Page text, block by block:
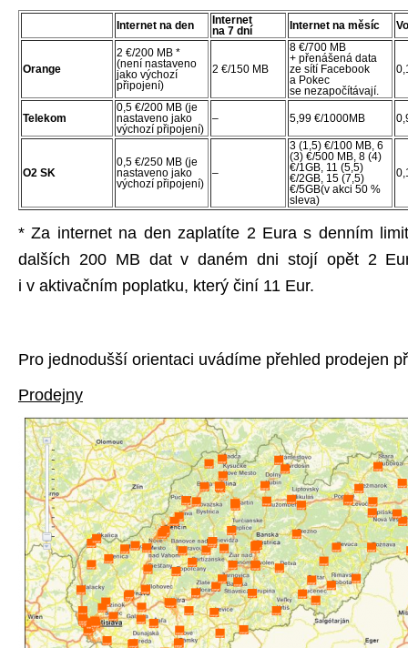
Internet na den
Internet
na 7 dní
Internet na měsíc
Orange
2 €/200 MB *
(není nastaveno
jako výchozí
připojení)
2 €/150 MB
8 €/700 MB
+ přenášená data
ze sítí Facebook
a Pokec
se nezapočítávají.
Telekom
0,5 €/200 MB (je
nastaveno jako
výchozí připojení)
– 5,99 €/1000MB
O2 SK
0,5 €/250 MB (je
nastaveno jako
výchozí připojení)
–
3 (1,5) €/100 MB, 6
(3) €/500 MB, 8 (4)
€/1GB, 11 (5,5)
€/2GB, 15 (7,5)
€/5GB(v akci 50 %
sleva)
* Za internet na den zaplatíte 2 Eura s denním
dalších 200 MB dat v daném dni stojí opět 2
i v aktivačním poplatku, který činí 11 Eur.
Pro jednodušší orientaci uvádíme přehled prodejen
Prodejny